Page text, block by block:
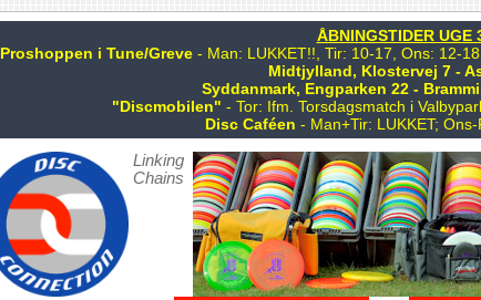
ÅBNINGSTIDER UGE
Proshoppen i Tune/Greve - Man: LUKKET!!, Tir: 10-17, Ons: 12-
Midtjylland, Klostervej 7 -
Syddanmark, Engparken 22 -
"Discmobilen" - Tor: Ifm. Torsdagsmatch i
Disc Caféen - Man+Tir: LUKKET;
Linking
Chains